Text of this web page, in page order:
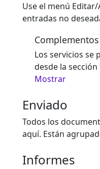
Use el menú
entradas no
Complementos
Los servicios se
desde la
Mostrar
Enviado
Todos los
aquí. Están
Informes